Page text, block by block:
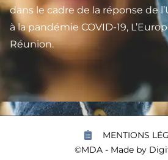
dans le cadre de la réponse de
à la pandémie COVID-19,
Réunion.
©MDA - Made by
MENTIONS